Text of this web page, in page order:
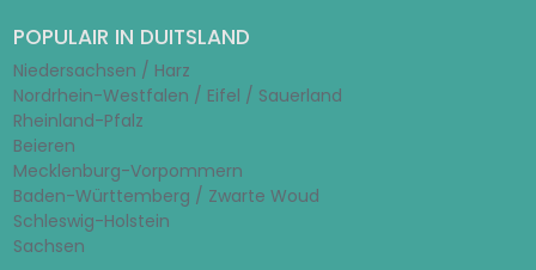
POPULAIR IN DUITSLAND
Niedersachsen / Harz
Nordrhein-Westfalen / Eifel / Sauerland
Rheinland-Pfalz
Beieren
Mecklenburg-Vorpommern
Baden-Württemberg / Zwarte Woud
Schleswig-Holstein
Sachsen